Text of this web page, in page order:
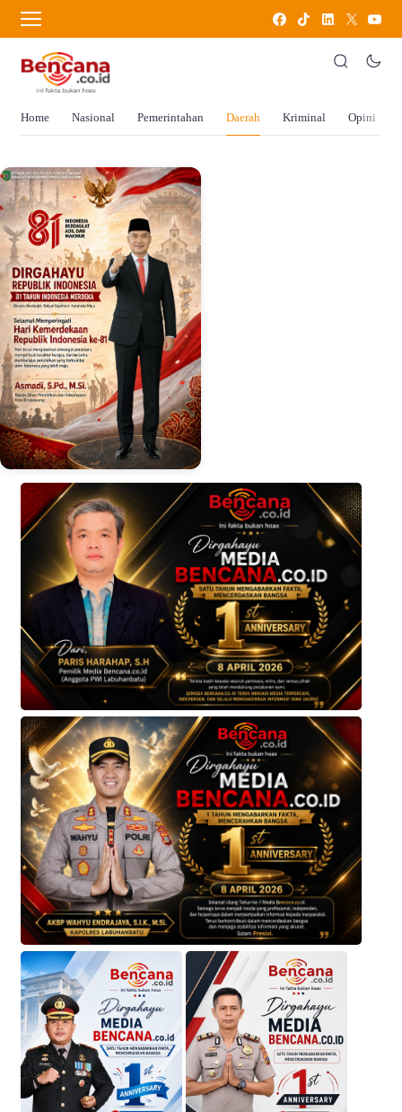
Home Nasional Pemerintahan Daerah Kriminal Opini